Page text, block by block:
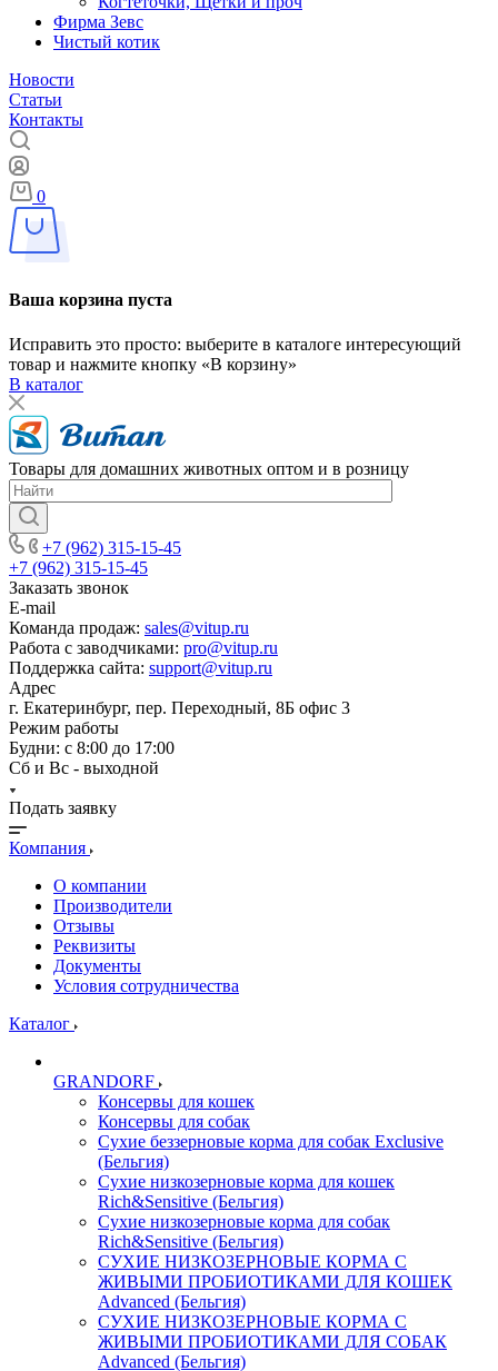
Фирма Зевс
Чистый котик
Новости
Статьи
Контакты
0
Ваша корзина пуста
Исправить это просто: выберите в каталоге интересующий
товар и нажмите кнопку «В корзину»
В каталог
Товары для домашних животных оптом и в розницу
+7 (962) 315-15-45
+7 (962) 315-15-45
Заказать звонок
E-mail
Команда продаж: sales@vitup.ru
Работа с заводчиками: pro@vitup.ru
Поддержка сайта: support@vitup.ru
Адрес
г. Екатеринбург, пер. Переходный, 8Б офис 3
Режим работы
Будни: с 8:00 до 17:00
Сб и Вс - выходной
Подать заявку
Компания
О компании
Производители
Отзывы
Реквизиты
Документы
Условия сотрудничества
Каталог
GRANDORF
Консервы для кошек
Консервы для собак
Сухие беззерновые корма для собак Exclusive
(Бельгия)
Сухие низкозерновые корма для кошек
Rich&Sensitive (Бельгия)
Сухие низкозерновые корма для собак
Rich&Sensitive (Бельгия)
СУХИЕ НИЗКОЗЕРНОВЫЕ КОРМА С
ЖИВЫМИ ПРОБИОТИКАМИ ДЛЯ КОШЕК
Advanced (Бельгия)
СУХИЕ НИЗКОЗЕРНОВЫЕ КОРМА С
ЖИВЫМИ ПРОБИОТИКАМИ ДЛЯ СОБАК
Advanced (Бельгия)